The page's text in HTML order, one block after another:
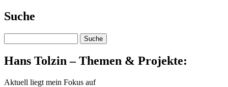
Suche
Hans Tolzin – Themen & Projekte:
Aktuell liegt mein Fokus auf